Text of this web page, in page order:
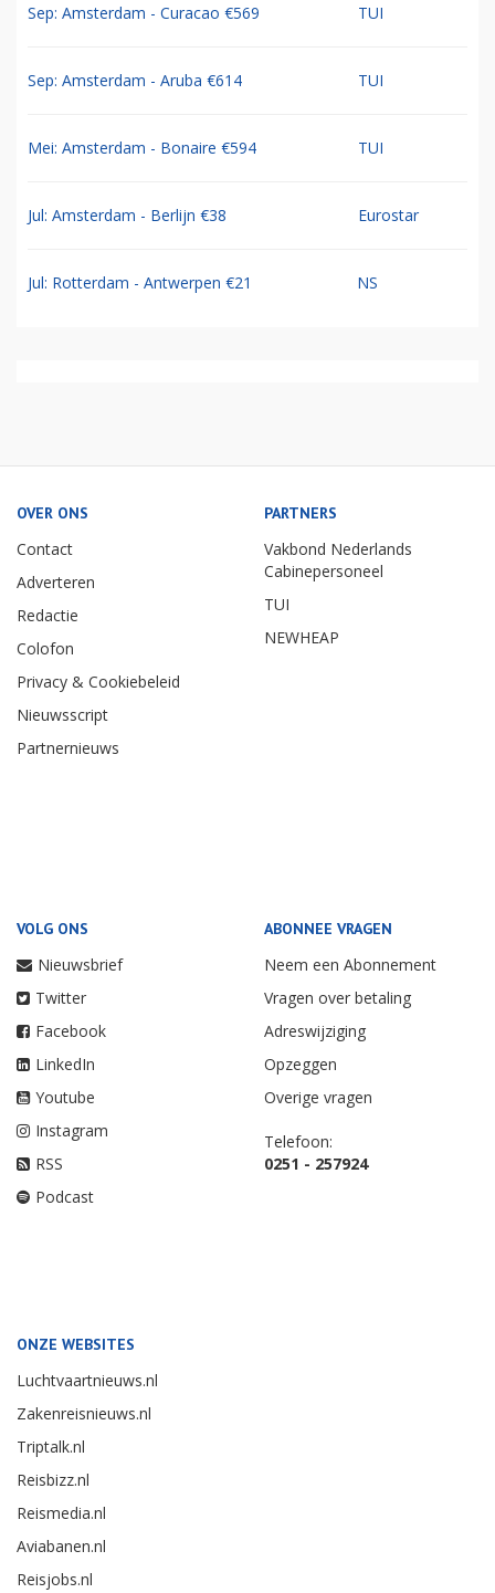
Sep: Amsterdam - Curacao €569 TUI
Sep: Amsterdam - Aruba €614 TUI
Mei: Amsterdam - Bonaire €594 TUI
Jul: Amsterdam - Berlijn €38 Eurostar
Jul: Rotterdam - Antwerpen €21 NS
OVER ONS
Contact
Adverteren
Redactie
Colofon
Privacy & Cookiebeleid
Nieuwsscript
Partnernieuws
PARTNERS
Vakbond Nederlands
Cabinepersoneel
TUI
NEWHEAP
VOLG ONS
Nieuwsbrief
Twitter
Facebook
LinkedIn
Youtube
Instagram
RSS
Podcast
ABONNEE VRAGEN
Neem een Abonnement
Vragen over betaling
Adreswijziging
Opzeggen
Overige vragen
Telefoon:
0251 - 257924
ONZE WEBSITES
Luchtvaartnieuws.nl
Zakenreisnieuws.nl
Triptalk.nl
Reisbizz.nl
Reismedia.nl
Aviabanen.nl
Reisjobs.nl